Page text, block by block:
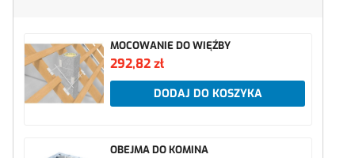
MOCOWANIE DO WIĘŹBY
292,82 zł
DODAJ DO KOSZYKA
OBEJMA DO KOMINA